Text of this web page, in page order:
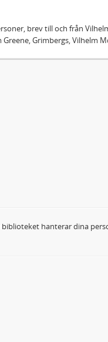
brev till och från
Grimbergs, Vilhelm
biblioteket hanterar dina